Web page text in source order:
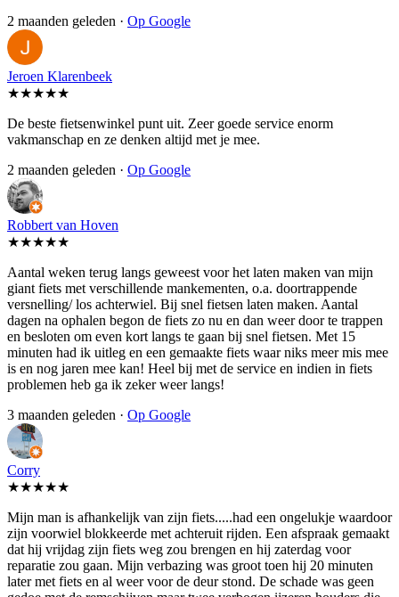
2 maanden geleden · Op Google
Jeroen Klarenbeek
★★★★★
De beste fietsenwinkel punt uit. Zeer goede service enorm
vakmanschap en ze denken altijd met je mee.
2 maanden geleden · Op Google
Robbert van Hoven
★★★★★
Aantal weken terug langs geweest voor het laten maken van mijn
giant fiets met verschillende mankementen, o.a. doortrappende
versnelling/ los achterwiel. Bij snel fietsen laten maken. Aantal
dagen na ophalen begon de fiets zo nu en dan weer door te trappen
en besloten om even kort langs te gaan bij snel fietsen. Met 15
minuten had ik uitleg en een gemaakte fiets waar niks meer mis mee
is en nog jaren mee kan! Heel bij met de service en indien in fiets
problemen heb ga ik zeker weer langs!
3 maanden geleden · Op Google
Corry
★★★★★
Mijn man is afhankelijk van zijn fiets.....had een ongelukje waardoor
zijn voorwiel blokkeerde met achteruit rijden. Een afspraak gemaakt
dat hij vrijdag zijn fiets weg zou brengen en hij zaterdag voor
reparatie zou gaan. Mijn verbazing was groot toen hij 20 minuten
later met fiets en al weer voor de deur stond. De schade was geen